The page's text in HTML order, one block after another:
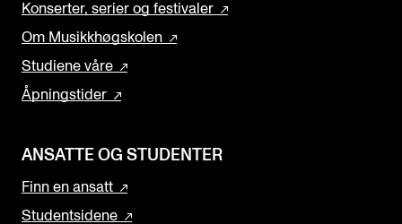
Konserter, serier og festivaler
Om Musikkhøgskolen
Studiene våre
Åpningstider
ANSATTE OG STUDENTER
Finn en ansatt
Studentsidene